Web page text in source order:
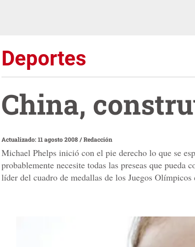
Deportes
China,
Actualizado: 11 agosto 2008/Redacción
Michael Phelps inició con el pie derecho lo que se
probablemente necesite todas las preseas que
líder del cuadro de medallas de los Juegos Olímpicos